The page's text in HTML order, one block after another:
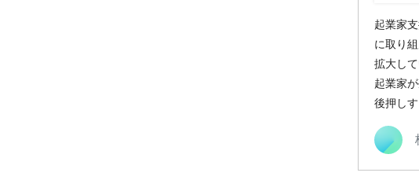
起業家
に取り
拡大し
起業家
後押しす